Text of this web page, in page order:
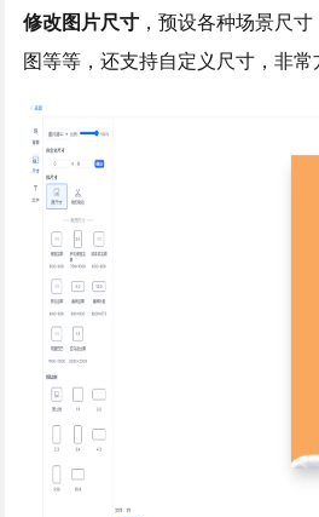
修改图片尺寸 ，预设各种场景尺
图等等，还支持自定义尺寸，非常